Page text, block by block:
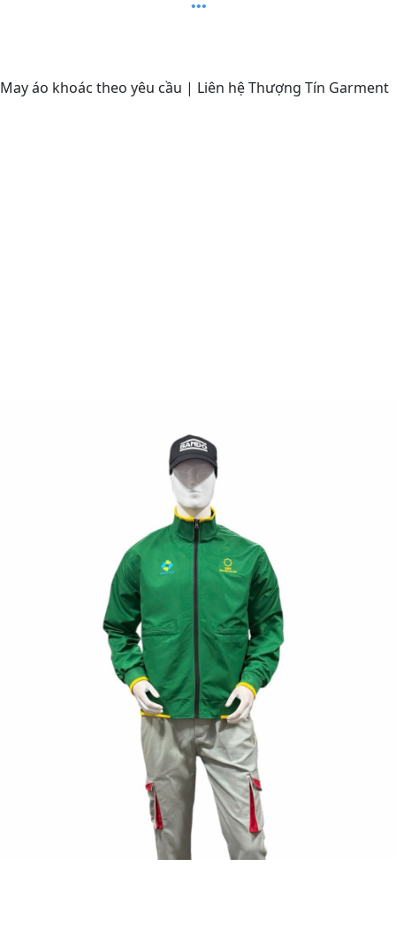
May áo khoác theo yêu cầu | Liên hệ Thượng Tín Garment